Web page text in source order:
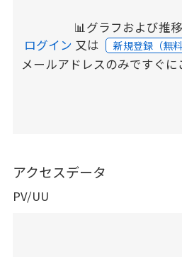
📊グラフおよび推
ログイン 又は 新規登録（無
メールアドレスのみですぐに
アクセスデータ
PV/UU